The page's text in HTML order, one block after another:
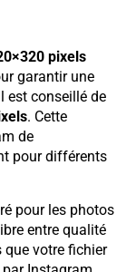
pixels
garantir une
est conseillé de
. Cette
de
pour différents
pour les photos
entre qualité
que votre fichier